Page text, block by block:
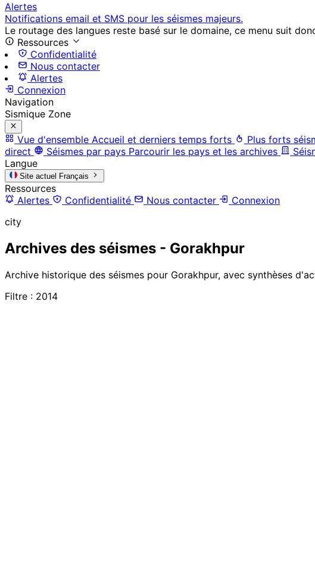
Alertes
Notifications email et SMS pour les séismes majeurs.
Le routage des langues reste basé sur le domaine, ce menu suit
Ressources
Confidentialité
Nous contacter
Alertes
Connexion
Navigation
Sismique Zone
Vue d'ensemble Accueil et derniers temps forts Plus forts
direct
Séismes par pays Parcourir les pays et les archives
Langue
Site actuel Français
Ressources
Alertes
Confidentialité Nous contacter
Connexion
city
Archives des séismes - Gorakhpur
Archive historique des séismes pour Gorakhpur, avec synthèses
Filtre : 2014